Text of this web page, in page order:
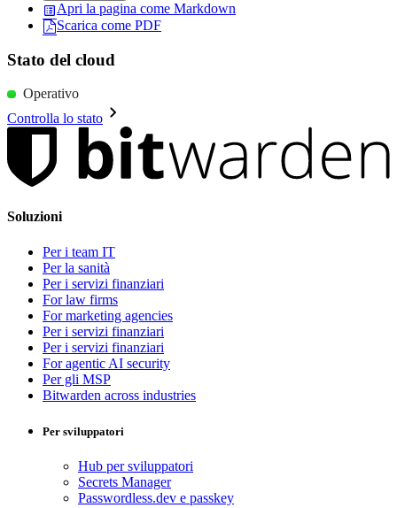
Apri la pagina come Markdown
Scarica come PDF
Stato del cloud
Operativo
Controlla lo stato
Soluzioni
Per i team IT
Per la sanità
Per i servizi finanziari
For law firms
For marketing agencies
Per i servizi finanziari
Per i servizi finanziari
For agentic AI security
Per gli MSP
Bitwarden across industries
Per sviluppatori
Hub per sviluppatori
Secrets Manager
Passwordless.dev e passkey